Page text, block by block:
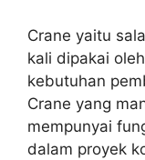
Crane yaitu
kali dipakai
kebutuhan
Crane yang
mempunyai
dalam proyek